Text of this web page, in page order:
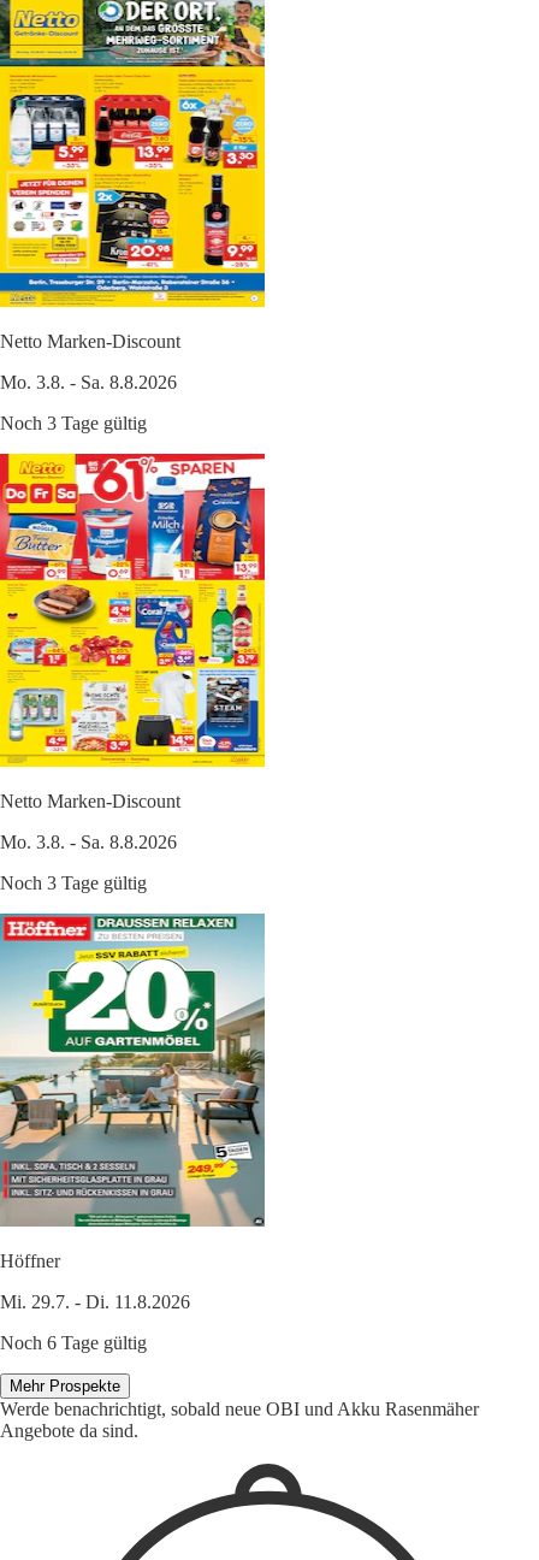
Netto Marken-Discount
Mo. 3.8. - Sa. 8.8.2026
Noch 3 Tage gültig
Netto Marken-Discount
Mo. 3.8. - Sa. 8.8.2026
Noch 3 Tage gültig
Höffner
Mi. 29.7. - Di. 11.8.2026
Noch 6 Tage gültig
Mehr Prospekte
Werde benachrichtigt, sobald neue OBI und Akku Rasenmäher
Angebote da sind.